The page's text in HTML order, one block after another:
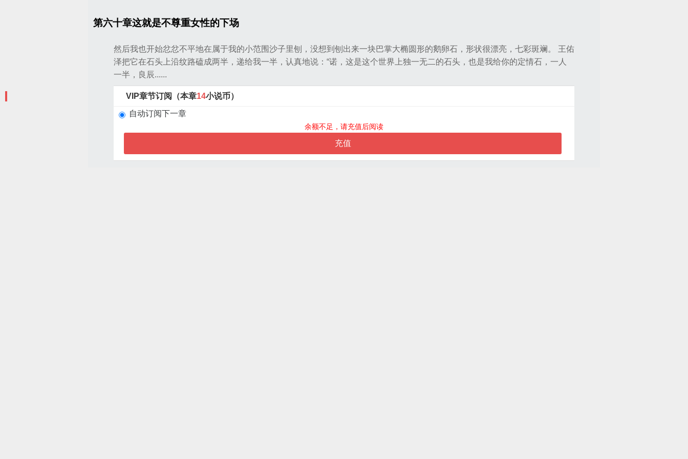
第六十章这就是不尊重女性的下场
然后我也开始忿忿不平地在属于我的小范围沙子里刨，没想到刨出来一块巴掌大椭圆形的鹅卵石，形状很漂亮，七彩斑斓。 王佑
泽把它在石头上沿纹路磕成两半，递给我一半，认真地说：“诺，这是这个世界上独一无二的石头，也是我给你的定情石，一人
一半，良辰......
VIP章节订阅（本章14小说币）
自动订阅下一章
余额不足，请充值后阅读
充值